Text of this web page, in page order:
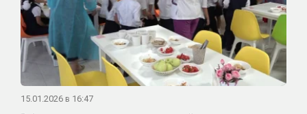
15.01.2026 в 16:47